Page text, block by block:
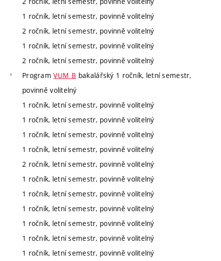
1 ročník, letní semestr, povinně volitelný
2 ročník, letní semestr, povinně volitelný
1 ročník, letní semestr, povinně volitelný
2 ročník, letní semestr, povinně volitelný
ProgramVUM_B bakalářský 1 ročník, letní semestr,
povinně volitelný
1 ročník, letní semestr, povinně volitelný
1 ročník, letní semestr, povinně volitelný
1 ročník, letní semestr, povinně volitelný
1 ročník, letní semestr, povinně volitelný
2 ročník, letní semestr, povinně volitelný
1 ročník, letní semestr, povinně volitelný
1 ročník, letní semestr, povinně volitelný
1 ročník, letní semestr, povinně volitelný
1 ročník, letní semestr, povinně volitelný
1 ročník, letní semestr, povinně volitelný
1 ročník, letní semestr, povinně volitelný